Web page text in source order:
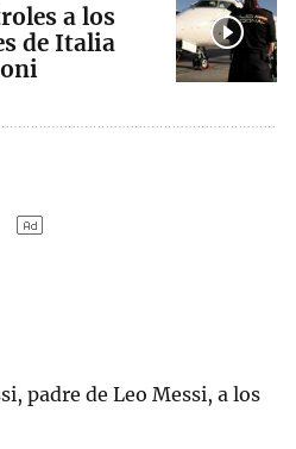
a los
de Italia
padre de Leo Messi, a los